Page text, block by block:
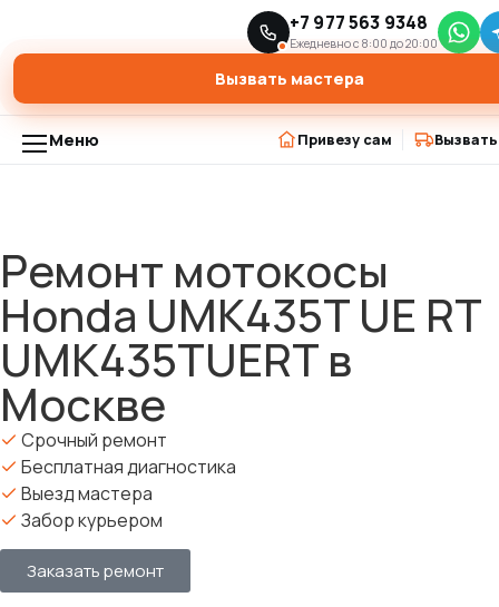
Ремонт мотокосы Honda UMK435T UE RT UMK435TUERT в Москве
+7 977 563 9348
Ежедневно с 8:00 до 20:00
Вызвать мастера
Меню Привезу сам
Ремонт мотокосы
Honda UMK435T UE RT
UMK435TUERT в
Москве
Срочный ремонт
Бесплатная диагностика
Выезд мастера
Забор курьером
Заказать ремонт